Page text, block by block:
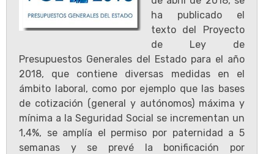
ha publicado el
texto del Proyecto
de Ley de
Presupuestos Generales del Estado para el año
2018, que contiene diversas medidas en el
ámbito laboral, como por ejemplo que las bases
de cotización (general y autónomos) máxima y
mínima a la Seguridad Social se incrementan un
1,4%, se amplía el permiso por paternidad a 5
semanas y se prevé la bonificación por